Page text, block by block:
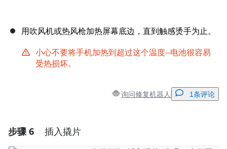
用吹风机或热风枪加热屏幕底边，直到触感烫手为止。
小心不要将手机加热到超过这个温度--电池很容易
受热损坏。
询问修复机器人 1条评论
步骤 6 插入撬片